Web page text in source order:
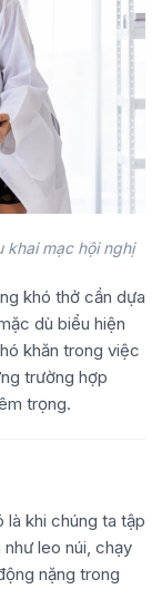
khai mạc hội nghị
khó thở cần dựa
dù biểu hiện
khăn trong việc
trường hợp
trọng.
là khi chúng ta tập
leo núi, chạy
nặng trong